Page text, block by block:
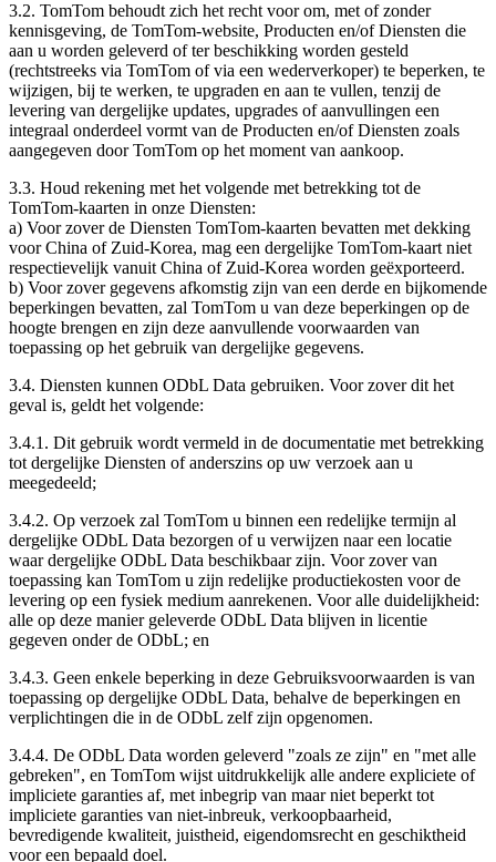
3.2. TomTom behoudt zich het recht voor om, met of zonder
kennisgeving, de TomTom-website, Producten en/of Diensten die
aan u worden geleverd of ter beschikking worden gesteld
(rechtstreeks via TomTom of via een wederverkoper) te beperken, te
wijzigen, bij te werken, te upgraden en aan te vullen, tenzij de
levering van dergelijke updates, upgrades of aanvullingen een
integraal onderdeel vormt van de Producten en/of Diensten zoals
aangegeven door TomTom op het moment van aankoop.
3.3. Houd rekening met het volgende met betrekking tot de
TomTom-kaarten in onze Diensten:
a) Voor zover de Diensten TomTom-kaarten bevatten met dekking
voor China of Zuid-Korea, mag een dergelijke TomTom-kaart niet
respectievelijk vanuit China of Zuid-Korea worden geëxporteerd.
b) Voor zover gegevens afkomstig zijn van een derde en bijkomende
beperkingen bevatten, zal TomTom u van deze beperkingen op de
hoogte brengen en zijn deze aanvullende voorwaarden van
toepassing op het gebruik van dergelijke gegevens.
3.4. Diensten kunnen ODbL Data gebruiken. Voor zover dit het
geval is, geldt het volgende:
3.4.1. Dit gebruik wordt vermeld in de documentatie met betrekking
tot dergelijke Diensten of anderszins op uw verzoek aan u
meegedeeld;
3.4.2. Op verzoek zal TomTom u binnen een redelijke termijn al
dergelijke ODbL Data bezorgen of u verwijzen naar een locatie
waar dergelijke ODbL Data beschikbaar zijn. Voor zover van
toepassing kan TomTom u zijn redelijke productiekosten voor de
levering op een fysiek medium aanrekenen. Voor alle duidelijkheid:
alle op deze manier geleverde ODbL Data blijven in licentie
gegeven onder de ODbL; en
3.4.3. Geen enkele beperking in deze Gebruiksvoorwaarden is van
toepassing op dergelijke ODbL Data, behalve de beperkingen en
verplichtingen die in de ODbL zelf zijn opgenomen.
3.4.4. De ODbL Data worden geleverd "zoals ze zijn" en "met alle
gebreken", en TomTom wijst uitdrukkelijk alle andere expliciete of
impliciete garanties af, met inbegrip van maar niet beperkt tot
impliciete garanties van niet-inbreuk, verkoopbaarheid,
bevredigende kwaliteit, juistheid, eigendomsrecht en geschiktheid
voor een bepaald doel.